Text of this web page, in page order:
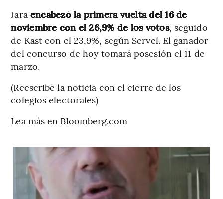
Jara encabezó la primera vuelta del 16 de
noviembre con el 26,9% de los votos, seguido
de Kast con el 23,9%, según Servel. El ganador
del concurso de hoy tomará posesión el 11 de
marzo.
(Reescribe la noticia con el cierre de los
colegios electorales)
Lea más en Bloomberg.com